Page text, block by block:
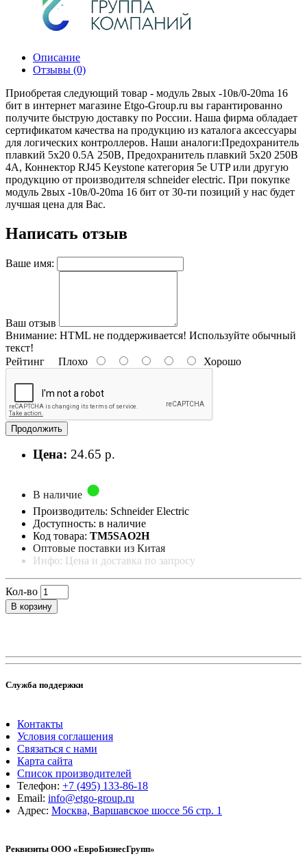
Описание
Отзывы (0)
Приобретая следующий товар - модуль 2вых -10в/0-20ma 16
бит в интернет магазине Etgo-Group.ru вы гарантированно
получите быструю доставку по России. Наша фирма обладает
сертификатом качества на продукцию из каталога аксессуары
для логических контроллеров. Наши аналоги:Предохранитель
плавкий 5х20 0.5А 250В, Предохранитель плавкий 5х20 250В
4А, Коннектор RJ45 Keystone категория 5е UTP или другую
продукцию от производителя schneider electric. При покупке
модуль 2вых -10в/0-20ma 16 бит от 30-ти позиций у нас будет
лучшая цена для Вас.
Написать отзыв
Ваше имя:
Ваш отзыв
Внимание: HTML не поддерживается! Используйте обычный
текст!
Рейтинг Плохо Хорошо
Продолжить
Цена: 24.65 р.
В наличие
Производитель: Schneider Electric
Доступность: в наличие
Код товара: TM5SAO2H
Оптовые поставки из Китая
Инфо: Цена и доставка по запросу
Кол-во
В корзину
Служба поддержки
Контакты
Условия соглашения
Связаться с нами
Карта сайта
Список производителей
Телефон: +7 (495) 133-86-18
Email: info@etgo-group.ru
Адрес: Москва, Варшавское шоссе 56 стр. 1
Реквизиты ООО «ЕвроБизнесГрупп»